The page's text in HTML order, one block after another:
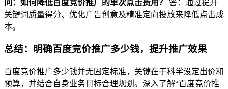
问：如何降低百度竞价推广的单次点击费用？
答：通过提升
关键词质量得分、优化广告创意及精准定向投放来降低点击成
本。
总结：明确百度竞价推广多少钱，提升推广效果
百度竞价推广多少钱并无固定标准，关键在于科学设定出价和
预算，并结合自身业务目标合理规划。深入了解“百度竞价推